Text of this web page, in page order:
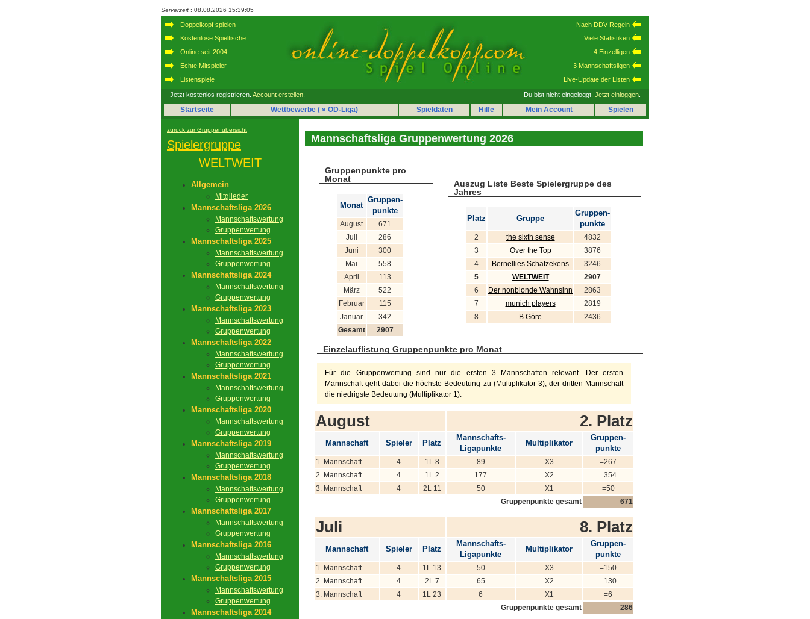
Serverzeit : 08.08.2026 15:39:05
Doppelkopf spielen
Kostenlose Spieltische
Online seit 2004
Echte Mitspieler
Listenspiele
Nach DDV Regeln
Viele Statistiken
4 Einzelligen
3 Mannschaftsligen
Live-Update der Listen
Jetzt kostenlos registrieren. Account erstellen. Du bist nicht eingeloggt. Jetzt einloggen.
Startseite Wettbewerbe ( » OD-Liga) Spieldaten Hilfe Mein Account Spielen
zurück zur Gruppenübersicht
Spielergruppe
WELTWEIT
Allgemein
Mitglieder
Mannschaftsliga 2026
Mannschaftswertung
Gruppenwertung
Mannschaftsliga 2025
Mannschaftswertung
Gruppenwertung
Mannschaftsliga 2024
Mannschaftswertung
Gruppenwertung
Mannschaftsliga 2023
Mannschaftswertung
Gruppenwertung
Mannschaftsliga 2022
Mannschaftswertung
Gruppenwertung
Mannschaftsliga 2021
Mannschaftswertung
Gruppenwertung
Mannschaftsliga 2020
Mannschaftswertung
Gruppenwertung
Mannschaftsliga 2019
Mannschaftswertung
Gruppenwertung
Mannschaftsliga 2018
Mannschaftswertung
Gruppenwertung
Mannschaftsliga 2017
Mannschaftswertung
Gruppenwertung
Mannschaftsliga 2016
Mannschaftswertung
Gruppenwertung
Mannschaftsliga 2015
Mannschaftswertung
Gruppenwertung
Mannschaftsliga 2014
Mannschaftsliga Gruppenwertung 2026
Gruppenpunkte pro
Monat
Monat
Gruppen-
punkte
August
671
Juli
286
Juni
300
Mai
558
April
113
März
522
Februar
115
Januar
342
Gesamt
2907
Auszug Liste Beste Spielergruppe des
Jahres
Platz Gruppe
Gruppen-
punkte
2 the sixth sense
4832
3
Over the Top
3876
4
Bernellies Schätzekens
3246
5
WELTWEIT
2907
6
Der nonblonde Wahnsinn
2863
7
munich players
2819
8
B Göre 2436
Einzelauflistung Gruppenpunkte pro Monat
Für die Gruppenwertung sind nur die ersten 3 Mannschaften relevant. Der ersten
Mannschaft geht dabei die höchste Bedeutung zu (Multiplikator 3), der dritten Mannschaft
die niedrigste Bedeutung (Multiplikator 1).
August 2. Platz
Mannschaft Spieler Platz
Mannschafts-
Ligapunkte
Multiplikator
Gruppen-
punkte
1. Mannschaft 4 1L 8 89 X3
=267
2. Mannschaft
4 1L 2 177 X2
=354
3. Mannschaft
4 2L 11 50 X1
=50
Gruppenpunkte gesamt
671
Juli 8. Platz
Mannschaft Spieler Platz
Mannschafts-
Ligapunkte
Multiplikator
Gruppen-
punkte
1. Mannschaft 4 1L 13 50 X3
=150
2. Mannschaft
4 2L 7 65 X2
=130
3. Mannschaft
4 1L 23 6 X1
=6
Gruppenpunkte gesamt
286